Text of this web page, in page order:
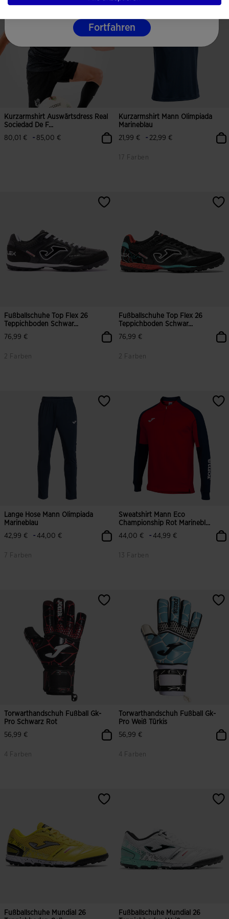
Kurzarmshirt Auswärtsdress Real
Sociedad De F...
80,01 €
- 85,00 €
3,5 von 5 Kundenbewertungen
Kurzarmshirt Mann Olimpiada
Marineblau
21,99 €
- 22,99 €
17 Farben
Fußballschuhe Top Flex 26
Teppichboden Schwar...
76,99 €
2 Farben
3,8 von 5 Kundenbewertungen
Fußballschuhe Top Flex 26
Teppichboden Schwar...
76,99 €
2 Farben
4,9 von 5 Kundenbewertungen
Lange Hose Mann Olimpiada
Marineblau
42,99 €
- 44,00 €
7 Farben
3,2 von 5 Kundenbewertungen
Sweatshirt Mann Eco
Championship Rot Marinebl...
44,00 €
- 44,99 €
13 Farben
3,1 von 5 Kundenbewertungen
Torwarthandschuh Fußball Gk-
Pro Schwarz Rot
56,99 €
4 Farben
Torwarthandschuh Fußball Gk-
Pro Weiß Türkis
56,99 €
4 Farben
4,9 von 5 Kundenbewertungen
Fußballschuhe Mundial 26
Fußballschuhe Mundial 26
Fortfahren